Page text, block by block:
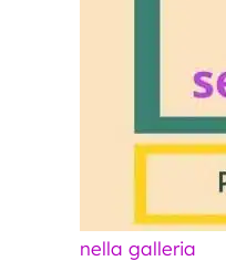
nella galleria